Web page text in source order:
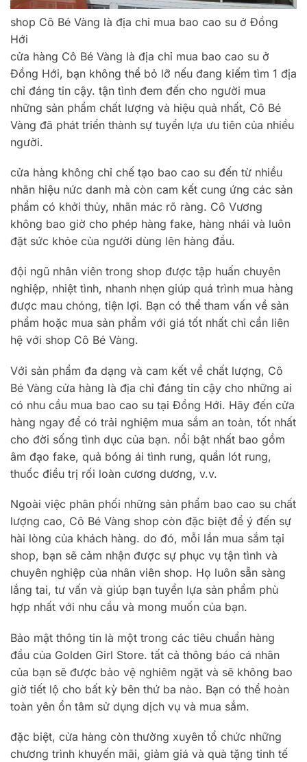
shop Cô Bé Vàng là địa chỉ mua bao cao su ở Đồng
Hới
cửa hàng Cô Bé Vàng là địa chỉ mua bao cao su ở
Đồng Hới, bạn không thể bỏ lỡ nếu đang kiếm tìm 1 địa
chỉ đáng tin cậy. tận tình đem đến cho người mua
những sản phẩm chất lượng và hiệu quả nhất, Cô Bé
Vàng đã phát triển thành sự tuyển lựa ưu tiên của nhiều
người.
cửa hàng không chỉ chế tạo bao cao su đến từ nhiều
nhãn hiệu nức danh mà còn cam kết cung ứng các sản
phẩm có khởi thủy, nhãn mác rõ ràng. Cô Vương
không bao giờ cho phép hàng fake, hàng nhái và luôn
đặt sức khỏe của người dùng lên hàng đầu.
đội ngũ nhân viên trong shop được tập huấn chuyên
nghiệp, nhiệt tình, nhanh nhẹn giúp quá trình mua hàng
được mau chóng, tiện lợi. Bạn có thể tham vấn về sản
phẩm hoặc mua sản phẩm với giá tốt nhất chỉ cần liên
hệ với shop Cô Bé Vàng.
Với sản phẩm đa dạng và cam kết về chất lượng, Cô
Bé Vàng cửa hàng là địa chỉ đáng tin cậy cho những ai
có nhu cầu mua bao cao su tại Đồng Hới. Hãy đến cửa
hàng ngay để có trải nghiệm mua sắm an toàn, tốt nhất
cho đời sống tình dục của bạn. nổi bật nhất bao gồm
âm đạo fake, quả bóng ái tình rung, quần lót rung,
thuốc điều trị rối loàn cương dương, v.v.
Ngoài việc phân phối những sản phẩm bao cao su chất
lượng cao, Cô Bé Vàng shop còn đặc biệt để ý đến sự
hài lòng của khách hàng. do đó, mỗi lần mua sắm tại
shop, bạn sẽ cảm nhận được sự phục vụ tận tình và
chuyên nghiệp của nhân viên shop. Họ luôn sẵn sàng
lắng tai, tư vấn và giúp bạn tuyển lựa sản phẩm phù
hợp nhất với nhu cầu và mong muốn của bạn.
Bảo mật thông tin là một trong các tiêu chuẩn hàng
đầu của Golden Girl Store. tất cả thông báo cá nhân
của bạn sẽ được bảo vệ nghiêm ngặt và sẽ không bao
giờ tiết lộ cho bất kỳ bên thứ ba nào. Bạn có thể hoàn
toàn yên ổn tâm sử dụng dịch vụ và mua sắm.
đặc biệt, cửa hàng còn thường xuyên tổ chức những
chương trình khuyến mãi, giảm giá và quà tặng tinh tế